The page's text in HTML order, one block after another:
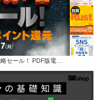
セール！ PDF版電…